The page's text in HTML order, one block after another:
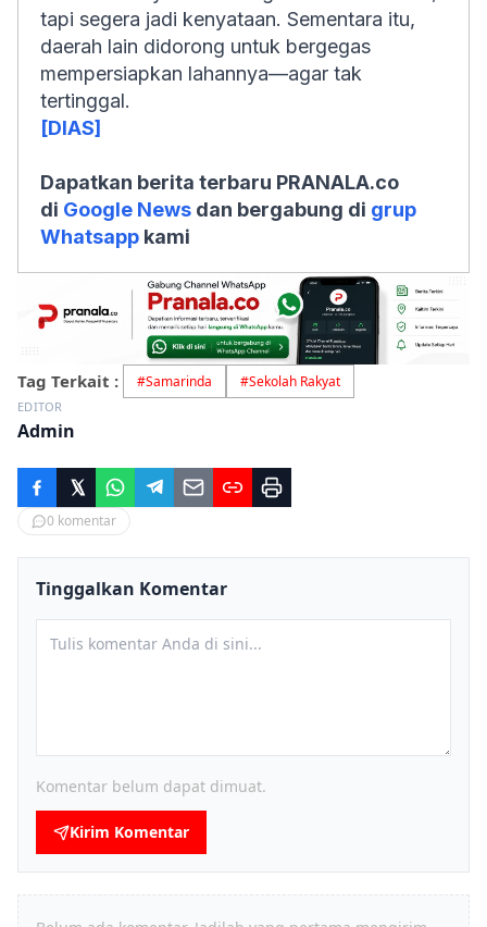
tapi segera jadi kenyataan. Sementara itu,
daerah lain didorong untuk bergegas
mempersiapkan lahannya—agar tak
tertinggal.
[DIAS]
Dapatkan berita terbaru PRANALA.co
di Google News dan bergabung di grup
Whatsapp kami
Tag Terkait : #Samarinda #Sekolah Rakyat
EDITOR
Admin
0 komentar
Tinggalkan Komentar
Komentar belum dapat dimuat.
Kirim Komentar